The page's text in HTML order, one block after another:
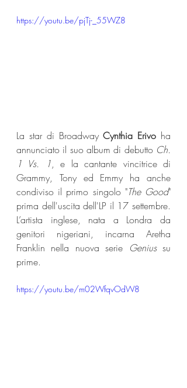
https://youtu.be/pjTj-_55WZ8
La star di Broadway Cynthia Erivo ha
annunciato il suo album di debutto Ch.
1 Vs. 1, e la cantante vincitrice di
Grammy, Tony ed Emmy ha anche
condiviso il primo singolo "The Good"
prima dell'uscita dell'LP il 17 settembre.
L’artista inglese, nata a Londra da
genitori nigeriani, incarna Aretha
Franklin nella nuova serie Genius su
prime.
https://youtu.be/m02WfqvOdW8